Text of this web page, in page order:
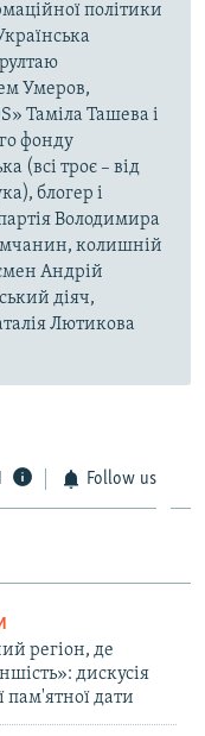
політики
Умеров,
Таміла Ташева і
фонду
(всі троє – від
блогер і
Володимира
колишній
Андрій
діяч,
Лютикова
Follow us
регіон, де
дискусія
пам'ятної дати